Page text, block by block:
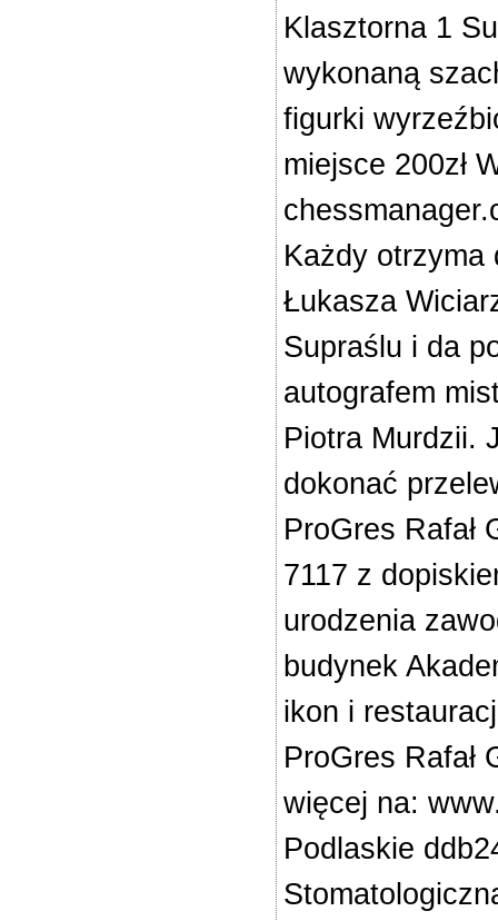
Klasztorna 1
wykonaną
figurki
miejsce 200zł
Każdy otrzyma
Łukasza
Supraślu i da
autografem
Piotra Murdzii.
dokonać
ProGres Rafał
7117 z
urodzenia
budynek
ikon i
ProGres Rafał
więcej na:
Podlaskie